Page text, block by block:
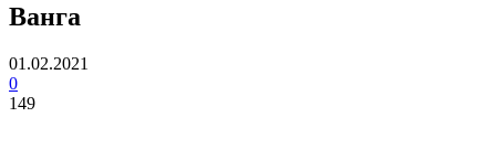
Ванга
01.02.2021
0
149